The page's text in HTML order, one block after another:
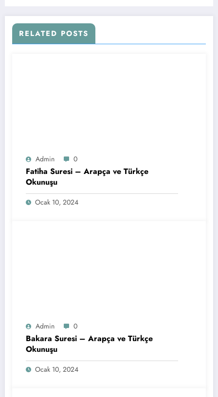
RELATED POSTS
Admin 0
Fatiha Suresi – Arapça ve Türkçe
Okunuşu
Ocak 10, 2024
Admin 0
Bakara Suresi – Arapça ve Türkçe
Okunuşu
Ocak 10, 2024